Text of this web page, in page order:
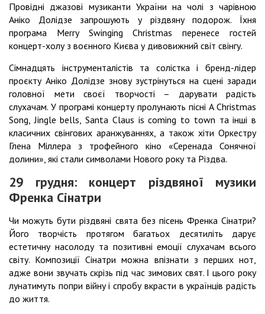
Провідні джазові музиканти України на чолі з чарівною
Аніко Долідзе запрошують у різдвяну подорож. Їхня
програма Merry Swinging Christmas перенесе гостей
концерт-холу з воєнного Києва у дивовижний світ свінгу.
Сімнадцять інструменталістів та солістка і бренд-лідер
проєкту Аніко Долідзе знову зустрінуться на сцені заради
головної мети своєї творчості – дарувати радість
слухачам. У програмі концерту пролунають пісні A Christmas
Song, Jingle bells, Santa Claus is coming to town та інші в
класичних свінгових аранжуваннях, а також хіти Оркестру
Глена Міллера з трофейного кіно «Серенада Сонячної
долини», які стали символами Нового року та Різдва.
29 грудня: концерт різдвяної музики
Френка Сінатри
Чи можуть бути різдвяні свята без пісень Френка Сінатри?
Його творчість протягом багатьох десятиліть дарує
естетичну насолоду та позитивні емоції слухачам всього
світу. Композиції Сінатри можна впізнати з перших нот,
адже вони звучать скрізь під час зимових свят. І цього року
лунатимуть попри війну і спробу вкрасти в українців радість
до життя.